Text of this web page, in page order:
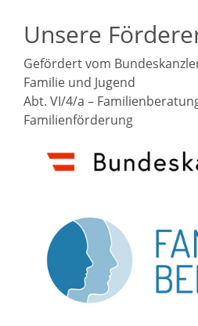
Unsere
Gefördert vom
Familie und Jugend
Abt. VI/4/a –
Familienförderung